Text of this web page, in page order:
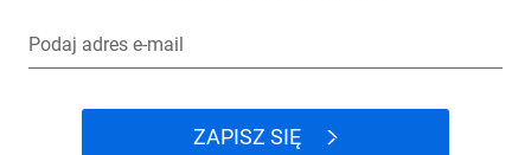
Podaj adres e-mail
ZAPISZ SIĘ